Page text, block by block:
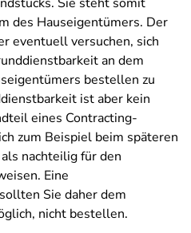
des Hauseigentümers. Der
eventuell versuchen, sich
an dem
bestellen zu
ist aber kein
eines Contracting-
zum Beispiel beim späteren
nachteilig für den
Eine
Sie daher dem
nicht bestellen.